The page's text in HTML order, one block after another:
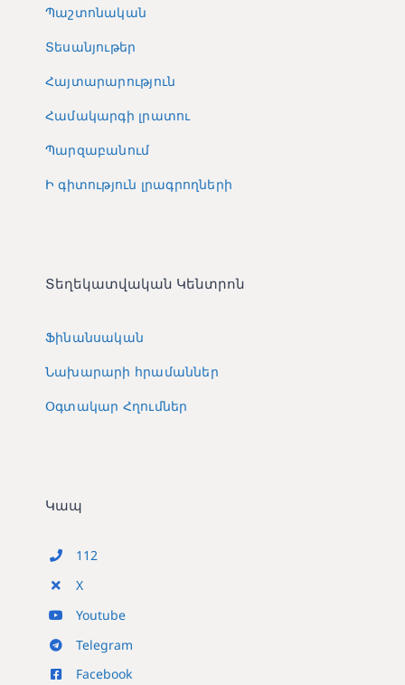
Պաշտոնական
Տեսանյութեր
Հայտարարություն
Համակարգի լրատու
Պարզաբանում
Ի գիտություն լրագրողների
Տեղեկատվական Կենտրոն
Ֆինանսական
Նախարարի հրամաններ
Օգտակար Հղումներ
Կապ
112
X
Youtube
Telegram
Facebook